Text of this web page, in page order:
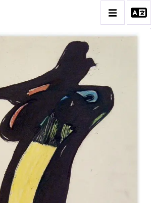
STOËBEL
BIOGRAPHIE
DES OEUVRES
CONTACT